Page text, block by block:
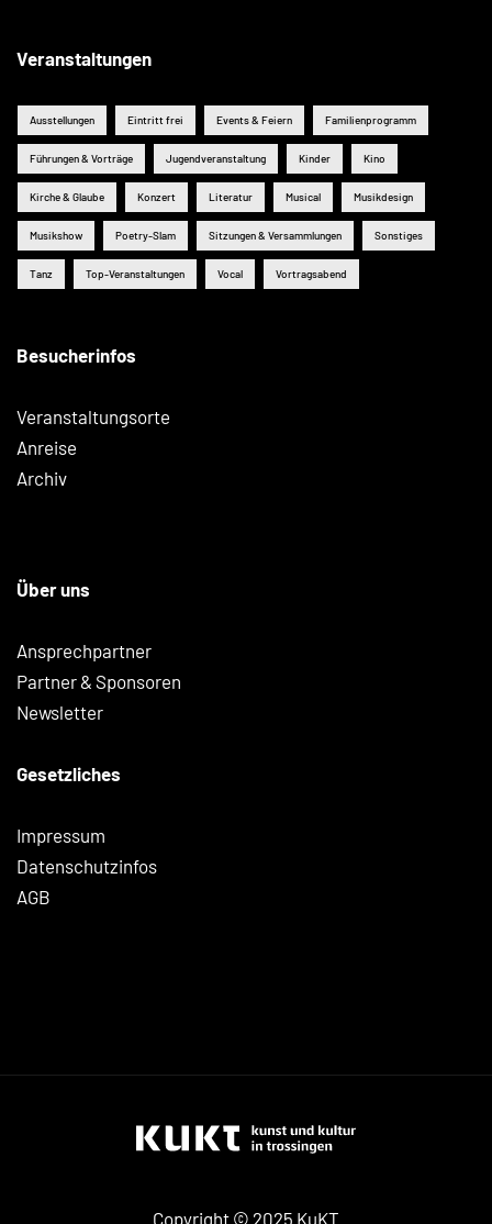
Veranstaltungen
Ausstellungen Eintritt frei Events & Feiern Familienprogramm
Führungen & Vorträge Jugendveranstaltung Kinder Kino
Kirche & Glaube Konzert Literatur Musical Musikdesign
Musikshow Poetry-Slam Sitzungen & Versammlungen Sonstiges
Tanz Top-Veranstaltungen Vocal Vortragsabend
Besucherinfos
Veranstaltungsorte
Anreise
Archiv
Über uns
Ansprechpartner
Partner & Sponsoren
Newsletter
Gesetzliches
Impressum
Datenschutzinfos
AGB
Copyright © 2025 KuKT